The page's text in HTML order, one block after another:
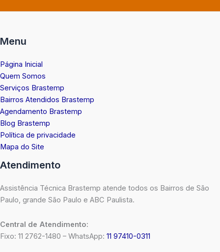
Menu
Página Inicial
Quem Somos
Serviços Brastemp
Bairros Atendidos Brastemp
Agendamento Brastemp
Blog Brastemp
Política de privacidade
Mapa do Site
Atendimento
Assistência Técnica Brastemp atende todos os Bairros de São
Paulo, grande São Paulo e ABC Paulista.
Central de Atendimento:
Fixo: 11 2762-1480 – WhatsApp: 11 97410-0311